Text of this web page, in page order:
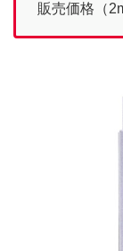
販売価格（